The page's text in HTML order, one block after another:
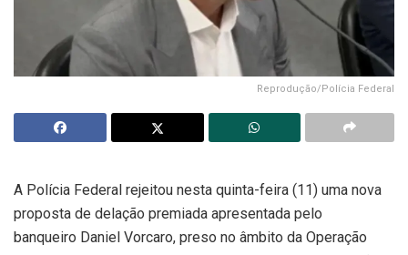
Reprodução/Polícia Federal
A Polícia Federal rejeitou nesta quinta-feira (11) uma nova
proposta de delação premiada apresentada pelo
banqueiro Daniel Vorcaro, preso no âmbito da Operação